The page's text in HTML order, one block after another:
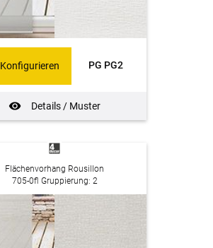
PG PG2
Details / Muster
Konfigurieren
Flächenvorhang Rousillon
705-0fl Gruppierung: 2